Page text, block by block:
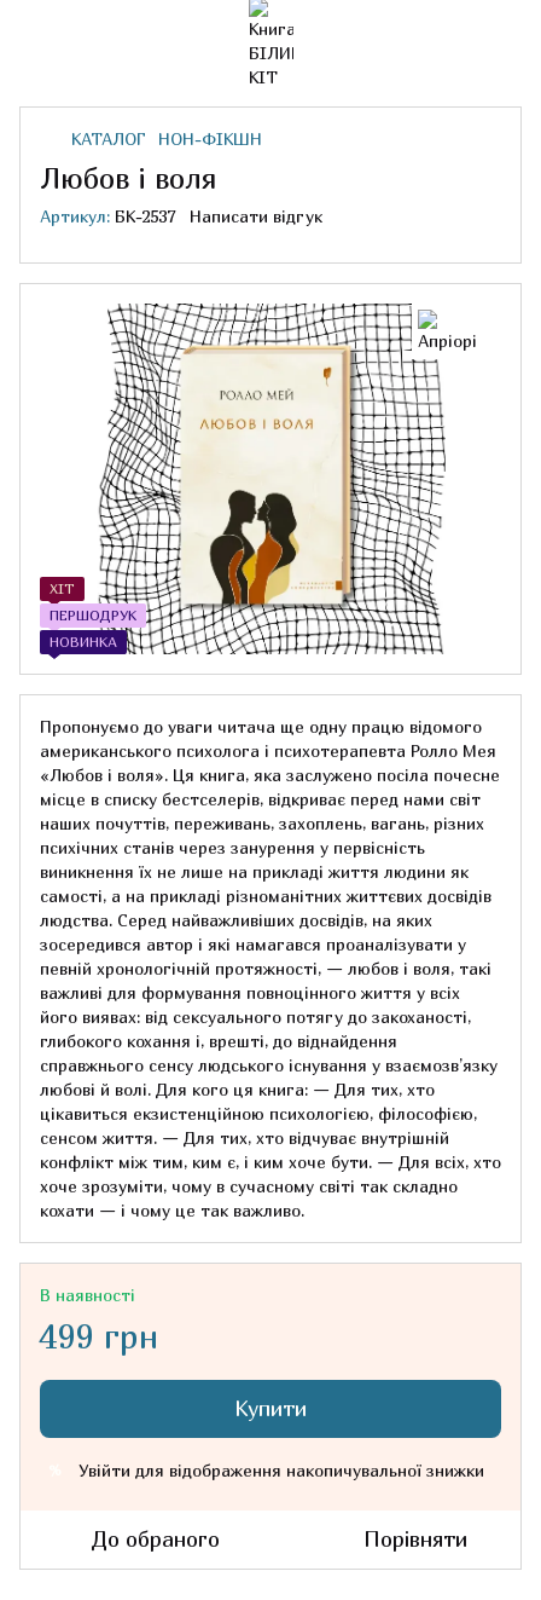
КАТАЛОГ НОН-ФІКШН
Любов і воля
Артикул: БК-2537 Написати відгук
ХІТ
ПЕРШОДРУК
НОВИНКА
Пропонуємо до уваги читача ще одну працю відомого
американського психолога і психотерапевта Ролло Мея
«Любов і воля». Ця книга, яка заслужено посіла почесне
місце в списку бестселерів, відкриває перед нами світ
наших почуттів, переживань, захоплень, вагань, різних
психічних станів через занурення у первісність
виникнення їх не лише на прикладі життя людини як
самості, а на прикладі різноманітних життєвих досвідів
людства. Серед найважливіших досвідів, на яких
зосередився автор і які намагався проаналізувати у
певній хронологічній протяжності, — любов і воля, такі
важливі для формування повноцінного життя у всіх
його виявах: від сексуального потягу до закоханості,
глибокого кохання і, врешті, до віднайдення
справжнього сенсу людського існування у взаємозв’язку
любові й волі. Для кого ця книга: — Для тих, хто
цікавиться екзистенційною психологією, філософією,
сенсом життя. — Для тих, хто відчуває внутрішній
конфлікт між тим, ким є, і ким хоче бути. — Для всіх, хто
хоче зрозуміти, чому в сучасному світі так складно
кохати — і чому це так важливо.
В наявності
499 грн
Купити
Увійти для відображення накопичувальної знижки
До обраного Порівняти